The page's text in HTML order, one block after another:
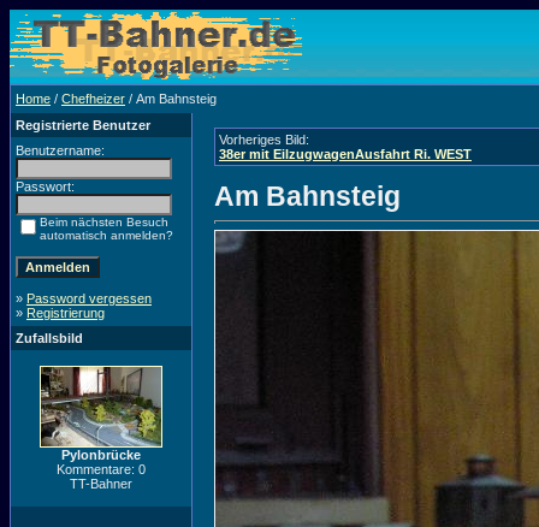
Home / Chefheizer / Am Bahnsteig
Registrierte Benutzer
Benutzername:
Passwort:
Beim nächsten Besuch
automatisch anmelden?
» Password vergessen
» Registrierung
Zufallsbild
Pylonbrücke
Kommentare: 0
TT-Bahner
Vorheriges Bild:
38er mit EilzugwagenAusfahrt Ri. WEST
Am Bahnsteig